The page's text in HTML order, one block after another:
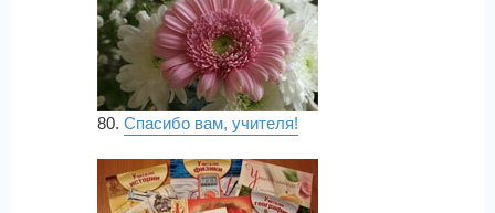
80. Спасибо вам, учителя!